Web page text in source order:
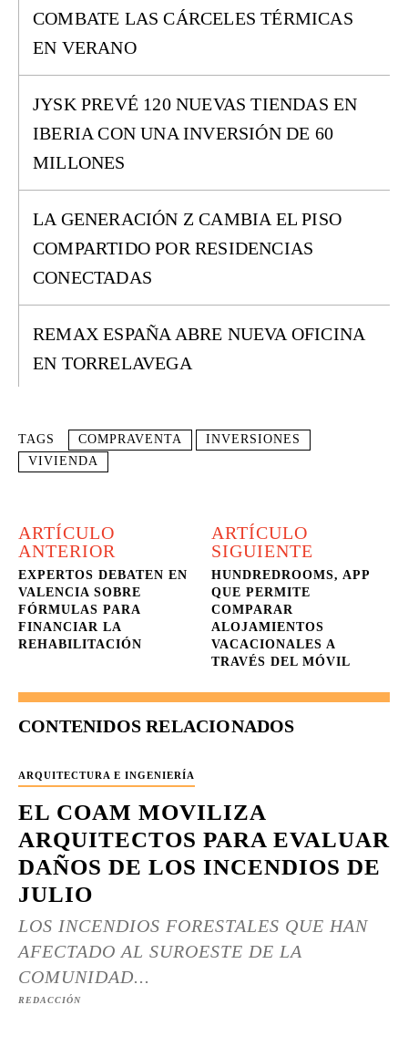
COMBATE LAS CÁRCELES TÉRMICAS
EN VERANO
JYSK PREVÉ 120 NUEVAS TIENDAS EN
IBERIA CON UNA INVERSIÓN DE 60
MILLONES
LA GENERACIÓN Z CAMBIA EL PISO
COMPARTIDO POR RESIDENCIAS
CONECTADAS
REMAX ESPAÑA ABRE NUEVA OFICINA
EN TORRELAVEGA
TAGS COMPRAVENTA
INVERSIONES
VIVIENDA
ARTÍCULO
ANTERIOR
EXPERTOS DEBATEN EN
VALENCIA SOBRE
FÓRMULAS PARA
FINANCIAR LA
REHABILITACIÓN
ARTÍCULO
SIGUIENTE
HUNDREDROOMS, APP
QUE PERMITE
COMPARAR
ALOJAMIENTOS
VACACIONALES A
TRAVÉS DEL MÓVIL
CONTENIDOS RELACIONADOS
ARQUITECTURA E INGENIERÍA
EL COAM MOVILIZA
ARQUITECTOS PARA EVALUAR
DAÑOS DE LOS INCENDIOS DE
JULIO
LOS INCENDIOS FORESTALES QUE HAN
AFECTADO AL SUROESTE DE LA
COMUNIDAD...
REDACCIÓN